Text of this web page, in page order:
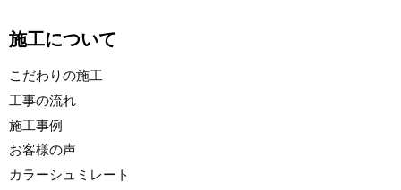
施工について
こだわりの施工
工事の流れ
施工事例
お客様の声
カラーシュミレート